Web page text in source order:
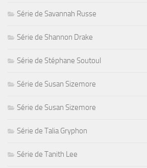
Série de Savannah Russe
Série de Shannon Drake
Série de Stéphane Soutoul
Série de Susan Sizemore
Série de Susan Sizemore
Série de Talia Gryphon
Série de Tanith Lee